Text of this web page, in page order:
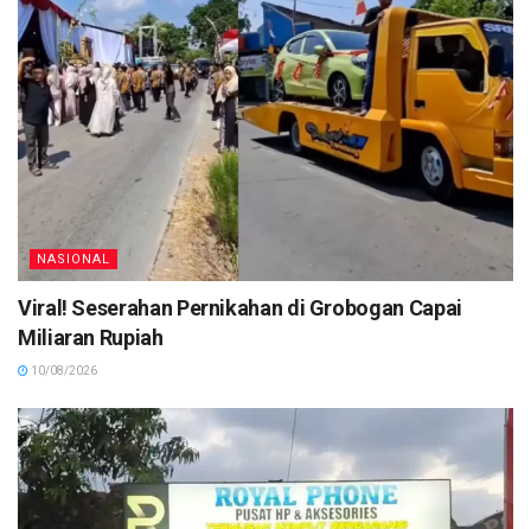
NASIONAL
Viral! Seserahan Pernikahan di Grobogan Capai
Miliaran Rupiah
10/08/2026